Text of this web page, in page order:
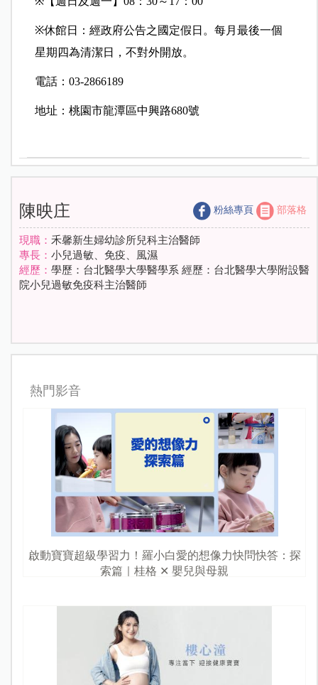
※休館日：經政府公告之國定假日。每月最後一個
星期四為清潔日，不對外開放。
電話：03-2866189
地址：桃園市龍潭區中興路680號
陳映庄 粉絲專頁 部落格
現職： 禾馨新生婦幼診所兒科主治醫師
專長： 小兒過敏、免疫、風濕
經歷： 學歷：台北醫學大學醫學系 經歷：台北醫學大學附設醫
院小兒過敏免疫科主治醫師
熱門影音
啟動寶寶超級學習力！羅小白愛的想像力快問快答：探
索篇｜桂格 ✕ 嬰兒與母親